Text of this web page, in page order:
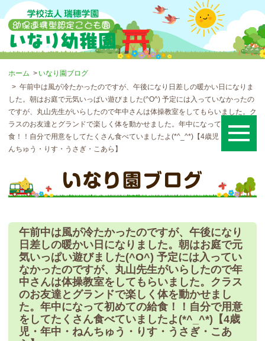
ホーム
いなり園ブログ
午前中は風が冷たかったのですが、午後になり日差しの暖かい日になりま
した。朝はお庭で元気いっぱい遊びました(^O^) 予定には入っていなかったの
ですが、丸山先生がいらしたので年中さんは体操教室をしてもらいました。ク
ラスのお友達とグランドで楽しく体を動かせました。年中になって初めての給
食！！自分で用意をしてたくさん食べていましたよ(*^_^*)【4歳児・年中・ね
んちゅう・りす・うさぎ・こあら】
午前中は風が冷たかったのですが、午後になり
日差しの暖かい日になりました。朝はお庭で元
気いっぱい遊びました(^O^) 予定には入ってい
なかったのですが、丸山先生がいらしたので年
中さんは体操教室をしてもらいました。クラス
のお友達とグランドで楽しく体を動かせまし
た。年中になって初めての給食！！自分で用意
をしてたくさん食べていましたよ(*^_^*)【4歳
児・年中・ねんちゅう・りす・うさぎ・こあ